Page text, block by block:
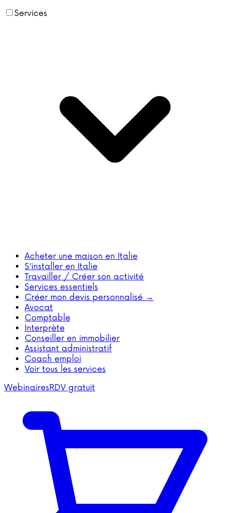
Services
Acheter une maison en Italie
S'installer en Italie
Travailler / Créer son activité
Services essentiels
Créer mon devis personnalisé →
Avocat
Comptable
Interprète
Conseiller en immobilier
Assistant administratif
Coach emploi
Voir tous les services
WebinairesRDV gratuit